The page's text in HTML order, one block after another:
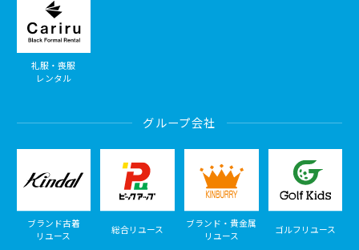
礼服・喪服
レンタル
グループ会社
ブランド古着
リユース
総合リユース
ブランド・貴金属
リユース
ゴルフリユース